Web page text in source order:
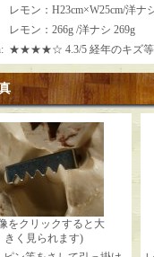
レモン：H23cm×W25cm/洋ナ
レモン：266g /洋ナシ 269g
: ★★★★☆ 4.3/5 経年のキズ等
をクリックすると大
きく見られます)